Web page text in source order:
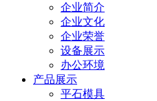
企业简介
企业文化
企业荣誉
设备展示
办公环境
产品展示
平石模具